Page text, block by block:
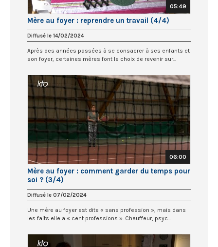
05:49
Mère au foyer : reprendre un travail (4/4)
Diffusé le 14/02/2024
Après des années passées à se consacrer à ses enfants et
son foyer, certaines mères font le choix de revenir sur...
06:00
Mère au foyer : comment garder du temps pour
soi ? (3/4)
Diffusé le 07/02/2024
Une mère au foyer est dite « sans profession », mais dans
les faits elle a « cent professions ». Chauffeur, psyc...